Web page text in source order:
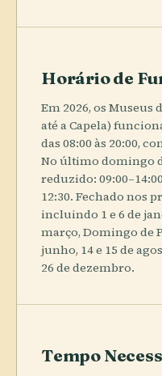
Horário de
Em 2026, os
até a Capela)
das 08:00 às 20:00,
No último domingo
reduzido:
12:30. Fechado nos
incluindo 1 e 6 de
março, Domingo de
junho, 14 e 15 de
26 de dezembro.
Tempo